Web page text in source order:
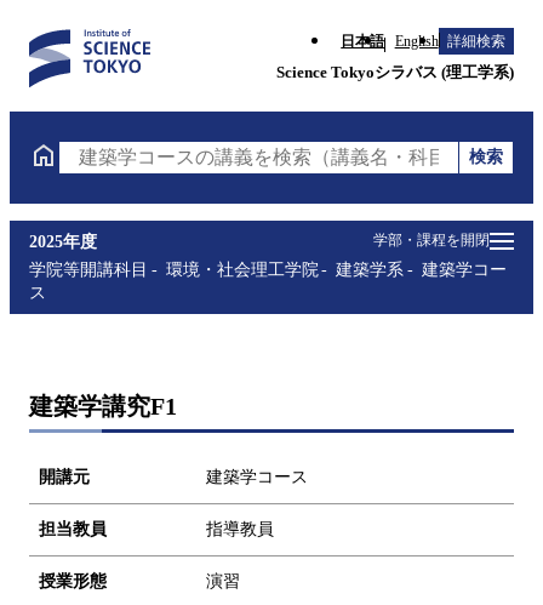
日本語 English 詳細検索
Science Tokyoシラバス (理工学系)
建築学コースの講義を検索（講義名・科目コード・担
検索
学部・課程を開閉
2025年度
学院等開講科目
環境・社会理工学院 建築学系
建築学コー
ス
建築学講究F1
開講元 建築学コース
担当教員 指導教員
授業形態 演習